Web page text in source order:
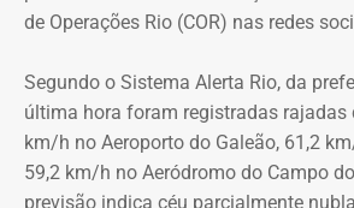
Aplicativo Rede Mulher
(DEAMs)
Centros Especializados de
(CEAMs)
Centros Integrados de Atendimento à
Patrulha Maria da Penha, da Polícia
de Operações Rio (COR) nas redes
Segundo o Sistema Alerta Rio, da
última hora foram registradas rajadas
km/h no Aeroporto do Galeão, 61,2
59,2 km/h no Aeródromo do Campo
previsão indica céu parcialmente